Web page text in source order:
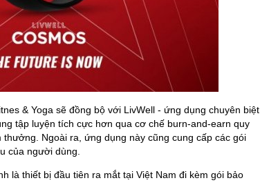
& Yoga sẽ đồng bộ với LivWell - ứng dụng chuyên biệt
tập luyện tích cực hơn qua cơ chế burn-and-earn quy
Ngoài ra, ứng dụng này cũng cung cấp các gói
của người dùng.
là thiết bị đầu tiên ra mắt tại Việt Nam đi kèm gói bảo